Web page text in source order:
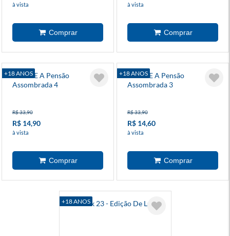
à vista à vista
+18 ANOS
Yuuna E A Pensão
Assombrada 4
R$ 33,90
R$ 14,90
à vista
+18 ANOS
Yuuna E A Pensão
Assombrada 3
R$ 33,90
R$ 14,60
à vista
+18 ANOS
Berserk 23 - Edição De Luxo